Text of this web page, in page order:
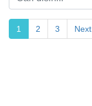
1 2 3 Next